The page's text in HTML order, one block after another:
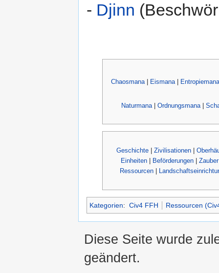
- Djinn
Chaosmana| Eismana| Entropiemana
Naturmana | Ordnungsmana |
Geschichte Zivilisationen
Einheiten| Beförderungen|
Ressourcen|
Kategorien: Civ4 FFH Ressourcen
Diese Seite wurde
geändert.